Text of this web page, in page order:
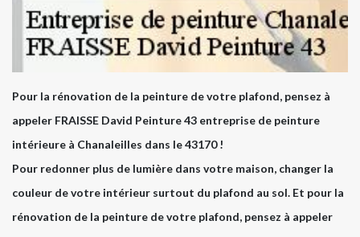
Pour la rénovation de la peinture de votre plafond, pensez à
appeler FRAISSE David Peinture 43 entreprise de peinture
intérieure à Chanaleilles dans le 43170 !
Pour redonner plus de lumière dans votre maison, changer la
couleur de votre intérieur surtout du plafond au sol. Et pour la
rénovation de la peinture de votre plafond, pensez à appeler